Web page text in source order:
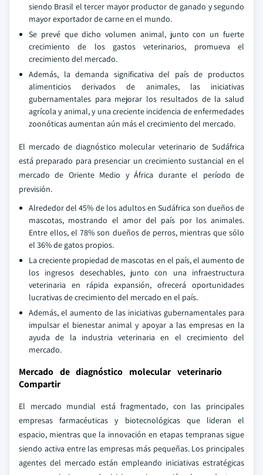
siendo Brasil el tercer mayor productor de ganado y segundo
mayor exportador de carne en el mundo.
Se prevé que dicho volumen animal, junto con un fuerte
crecimiento de los gastos veterinarios, promueva el
crecimiento del mercado.
Además, la demanda significativa del país de productos
alimenticios derivados de animales, las iniciativas
gubernamentales para mejorar los resultados de la salud
agrícola y animal, y una creciente incidencia de enfermedades
zoonóticas aumentan aún más el crecimiento del mercado.
El mercado de diagnóstico molecular veterinario de Sudáfrica
está preparado para presenciar un crecimiento sustancial en el
mercado de Oriente Medio y África durante el período de
previsión.
Alrededor del 45% de los adultos en Sudáfrica son dueños de
mascotas, mostrando el amor del país por los animales.
Entre ellos, el 78% son dueños de perros, mientras que sólo
el 36% de gatos propios.
La creciente propiedad de mascotas en el país, el aumento de
los ingresos desechables, junto con una infraestructura
veterinaria en rápida expansión, ofrecerá oportunidades
lucrativas de crecimiento del mercado en el país.
Además, el aumento de las iniciativas gubernamentales para
impulsar el bienestar animal y apoyar a las empresas en la
ayuda de la industria veterinaria en el crecimiento del
mercado.
Mercado de diagnóstico molecular veterinario
Compartir
El mercado mundial está fragmentado, con las principales
empresas farmacéuticas y biotecnológicas que lideran el
espacio, mientras que la innovación en etapas tempranas sigue
siendo activa entre las empresas más pequeñas. Los principales
agentes del mercado están empleando iniciativas estratégicas